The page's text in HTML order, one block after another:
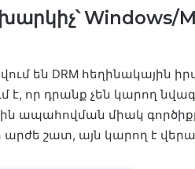
Windows/
են DRM հեղինակային
որ դրանք չեն կարող
ապահովման միակ
արժե շատ, այն կարող է